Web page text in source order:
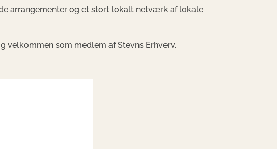
arrangementer og et stort lokalt netværk af lokale
som medlem af Stevns Erhverv.